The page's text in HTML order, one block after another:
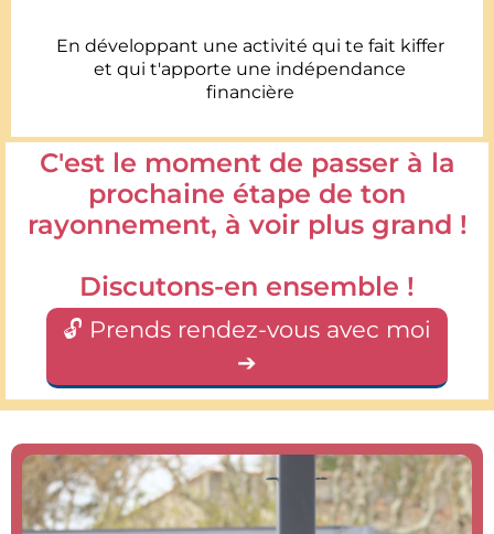
En développant une activité qui te fait kiffer
et qui t'apporte une indépendance
financière
C'est le moment de passer à la
prochaine étape de ton
rayonnement, à voir plus grand !
Discutons-en ensemble !
🔓 Prends rendez-vous avec moi
➔